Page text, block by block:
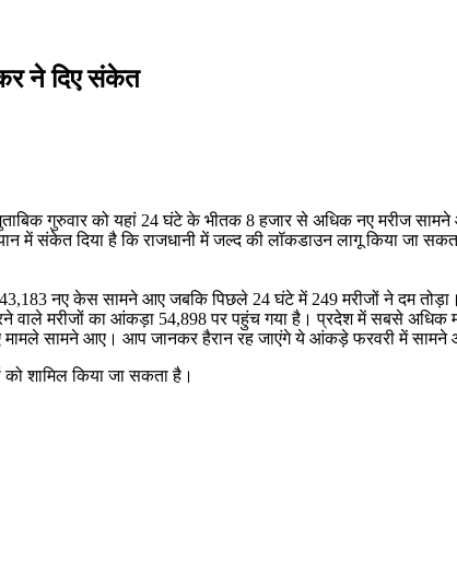
ने दिए संकेत
के मुताबिक गुरुवार को यहां 24 घंटे के भीतक 8 हजार से अधिक नए मरीज
में संकेत दिया है कि राजधानी में जल्द की लॉकडाउन लागू किया जा
43,183 नए केस सामने आए जबकि पिछले 24 घंटे में 249 मरीजों ने दम
मरीजों का आंकड़ा 54,898 पर पहुंच गया है। प्रदेश में सबसे
मामले सामने आए। आप जानकर हैरान रह जाएंगे ये आंकड़े फरवरी में सामने
शामिल किया जा सकता है।